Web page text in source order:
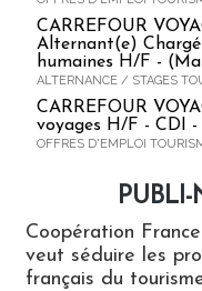
CARREFOUR
Alternant(e)
humaines H/F -
ALTERNANCE / STAGES
CARREFOUR
voyages H/F - CDI
OFFRES D'EMPLOI
PUBLI-
Coopération
veut séduire les
français du